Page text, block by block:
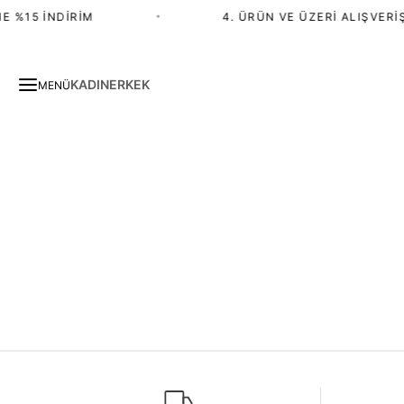
%15 İNDIRIM 4. ÜRÜN VE ÜZERI
MENÜKADINERKEK